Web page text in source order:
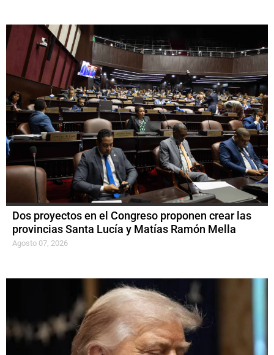
Dos proyectos en el Congreso proponen crear las
provincias Santa Lucía y Matías Ramón Mella
Agosto 07, 2026